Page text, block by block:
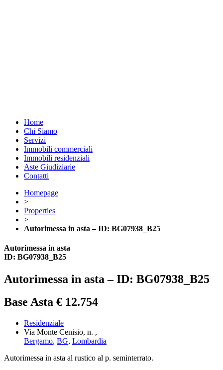
Home
Chi Siamo
Servizi
Immobili commerciali
Immobili residenziali
Aste Giudiziarie
Contatti
Homepage
>
Properties
>
Autorimessa in asta – ID: BG07938_B25
Autorimessa in asta
ID: BG07938_B25
Autorimessa in asta – ID: BG07938_B25
Base Asta € 12.754
Residenziale
Via Monte Cenisio, n. ,
Bergamo, BG, Lombardia
Autorimessa in asta al rustico al p. seminterrato.